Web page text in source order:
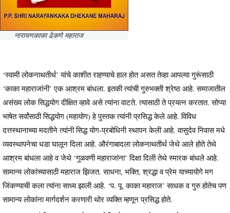
नारायणकाका ढेकणे महाराज
‘स्वामी लोकनाथतीर्थ’ यांचे काशीत राहण्याचे हाल होत असत तेव्हा आपल्या गुरूंसाठी
‘काका महाराजांनी’ एक आश्रम बांधला. इतकी त्यांची गुरुभक्ती श्रेष्ठ आहे. समाजातील
असंख्य लोक सिद्धयोग दीक्षित व्हावे असे त्यांना वाटते. त्यासाठी ते प्रयत्न करतात. सोप्या
भाषेत सर्वांसाठी सिद्धयोग (महायोग) हे पुस्तक त्यांनी प्रसिद्ध केले आहे. विविध
दत्तस्थानाच्या मदतीने त्यांनी सिद्ध योग-प्रबोधिनी स्थापन केली आहे. वासुदेव निवास मधे
व्यवस्थापनेचा धडा घालून दिला आहे. औरंगाबादला लोकनाथतीर्थ जेथे आले होते तेथे
आश्रम बांधला आहे व जेथे ‘गुळवणी महाराजांना’ दिक्षा दिली तेथे स्मारक बांधले आहे.
सामान्य लोकांच्यासाठी महाराज झिजत. साधना, भक्ति, श्रद्धा व प्रेम याच्यायोगे मग
जिंकण्याची कला त्यांना साध्य झाली आहे. ‘प. पू. काका महाराज’ साधक व गुरु होतेच पण
सामान्य लोकांना मार्गदर्शन करणारी थोर व्यक्ति म्हणून प्रसिद्ध होते.